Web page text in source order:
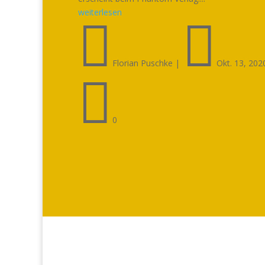
weiterlesen
 Florian Puschke |  Okt. 13,
 0